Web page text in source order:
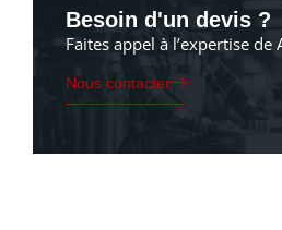
Besoin d'un devis ?
Faites appel à l’expertise de
Nous contacter